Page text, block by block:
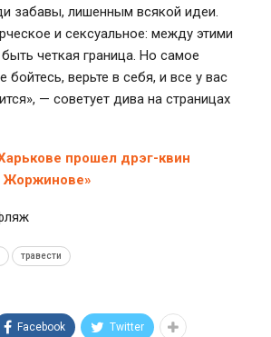
забавы, лишенным всякой идеи.
и сексуальное: между этими
четкая граница. Но самое
бойтесь, верьте в себя, и все у вас
— советует дива на страницах
прошел дрэг-квин
Жоржинове»
травести
Facebook Twitter